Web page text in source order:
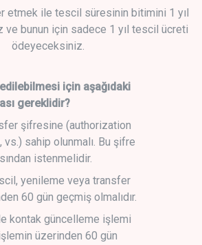
etmek ile tescil süresinin bitimini 1 yıl
ve bunun için sadece 1 yıl tescil ücreti
ödeyeceksiniz.
için aşağıdaki
gereklidir?
şifresine (authorization
sahip olunmalı. Bu şifre
istenmelidir.
yenileme veya transfer
60 gün geçmiş olmalıdır.
kontak güncelleme işlemi
üzerinden 60 gün